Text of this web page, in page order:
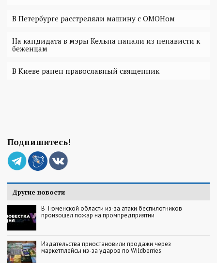
В Петербурге расстреляли машину с ОМОНом
На кандидата в мэры Кельна напали из ненависти к
беженцам
В Киеве ранен православный священник
Подпишитесь!
Другие новости
В Тюменской области из-за атаки беспилотников
произошел пожар на промпредприятии
Издательства приостановили продажи через
маркетплейсы из-за ударов по Wildberries